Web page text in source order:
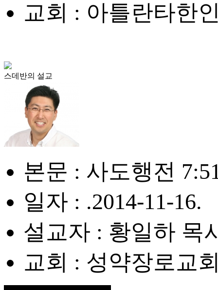
교회 : 아틀란타한
스데반의 설교
본문 : 사도행전
일자 : .2014-11-16.
설교자 : 황일하 목
교회 : 성약장로교